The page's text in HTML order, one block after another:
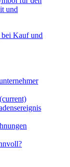
Kauf und
(current)